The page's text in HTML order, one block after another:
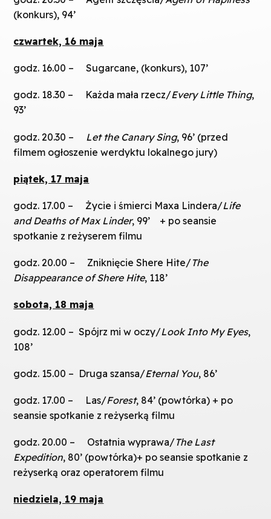
(konkurs), 94’
czwartek, 16 maja
godz. 16.00 – Sugarcane, (konkurs), 107’
godz. 18.30 – Każda mała rzecz/Every Little Thing,
93’
godz. 20.30 – Let the Canary Sing, 96’ (przed
filmem ogłoszenie werdyktu lokalnego jury)
piątek, 17 maja
godz. 17.00 – Życie i śmierci Maxa Lindera/Life
and Deaths of Max Linder, 99’ + po seansie
spotkanie z reżyserem filmu
godz. 20.00 – Zniknięcie Shere Hite/The
Disappearance of Shere Hite, 118’
sobota, 18 maja
godz. 12.00 – Spójrz mi w oczy/Look Into My Eyes,
108’
godz. 15.00 – Druga szansa/Eternal You, 86’
godz. 17.00 – Las/Forest, 84’ (powtórka) + po
seansie spotkanie z reżyserką filmu
godz. 20.00 – Ostatnia wyprawa/The Last
Expedition, 80’ (powtórka)+ po seansie spotkanie z
reżyserką oraz operatorem filmu
niedziela, 19 maja